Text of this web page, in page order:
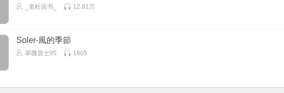
_老杜说书_ 12.81万
Soler-風的季節
翠微居士95 1605